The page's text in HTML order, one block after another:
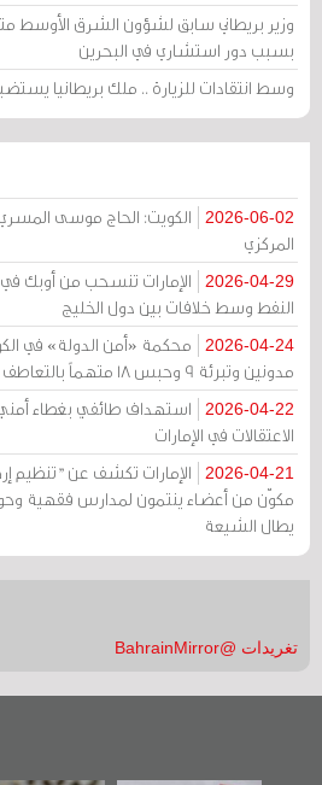
وزير بريطاني سابق لشؤون الشرق الأوسط
بسبب دور استشاري في البحرين
وسط انتقادات للزيارة .. ملك بريطانيا
2026-06-02
الكويت: الحاج موسى
المركزي
2026-04-29
الإمارات تنسحب من أوبك
النفط وسط خلافات بين دول الخليج
2026-04-24
مدونين وتبرئة 9 وحبس 18 متهماً بالتعاطف مع إيران
2026-04-22
استهداف طائفي بغطاء أمني
الاعتقالات في الإمارات
2026-04-21
الإمارات تكشف عن "تنظيم
مكوّن من أعضاء ينتمون لمدارس فقهية
يطال الشيعة
تغريدات @BahrainMirror